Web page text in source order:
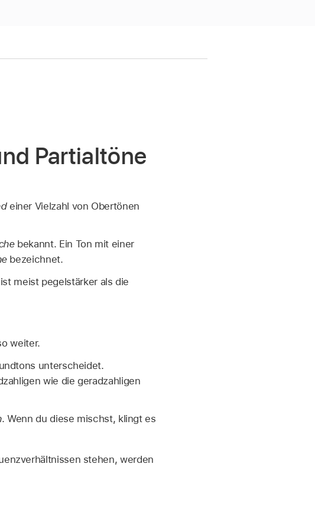
Partialtöne
einer Vielzahl von Obertönen
bekannt. Ein Ton mit einer
bezeichnet.
meist pegelstärker als die
weiter.
unterscheidet.
wie die geradzahligen
. Wenn du diese mischst, klingt es
stehen, werden